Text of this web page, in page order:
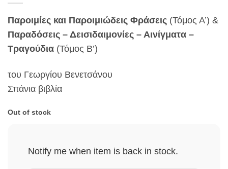
Παροιμίες και Παροιμιώδεις Φράσεις (Τόμος Α’) &
Παραδόσεις – Δεισιδαιμονίες – Αινίγματα –
Τραγούδια (Τόμος Β’)
του Γεωργίου Βενετσάνου
Σπάνια βιβλία
Out of stock
Notify me when item is back in stock.